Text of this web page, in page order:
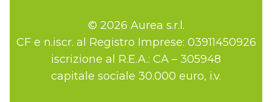
© 2026 Aurea s.r.l.
CF e n.iscr. al Registro Imprese: 03911450926
iscrizione al R.E.A.: CA – 305948
capitale sociale 30.000 euro, i.v.